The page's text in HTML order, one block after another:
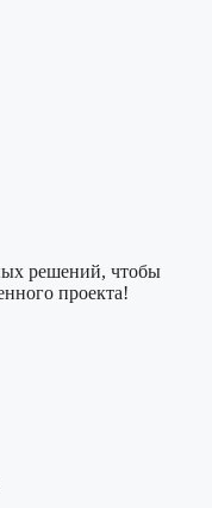
решений, чтобы
проекта!